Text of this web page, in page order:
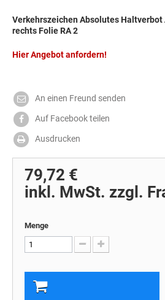
Verkehrszeichen Absolutes
rechts Folie RA 2
Hier Angebot anfordern!
An einen Freund senden
Auf Facebook teilen
Ausdrucken
79,72 €
inkl. MwSt. zzgl.
Menge